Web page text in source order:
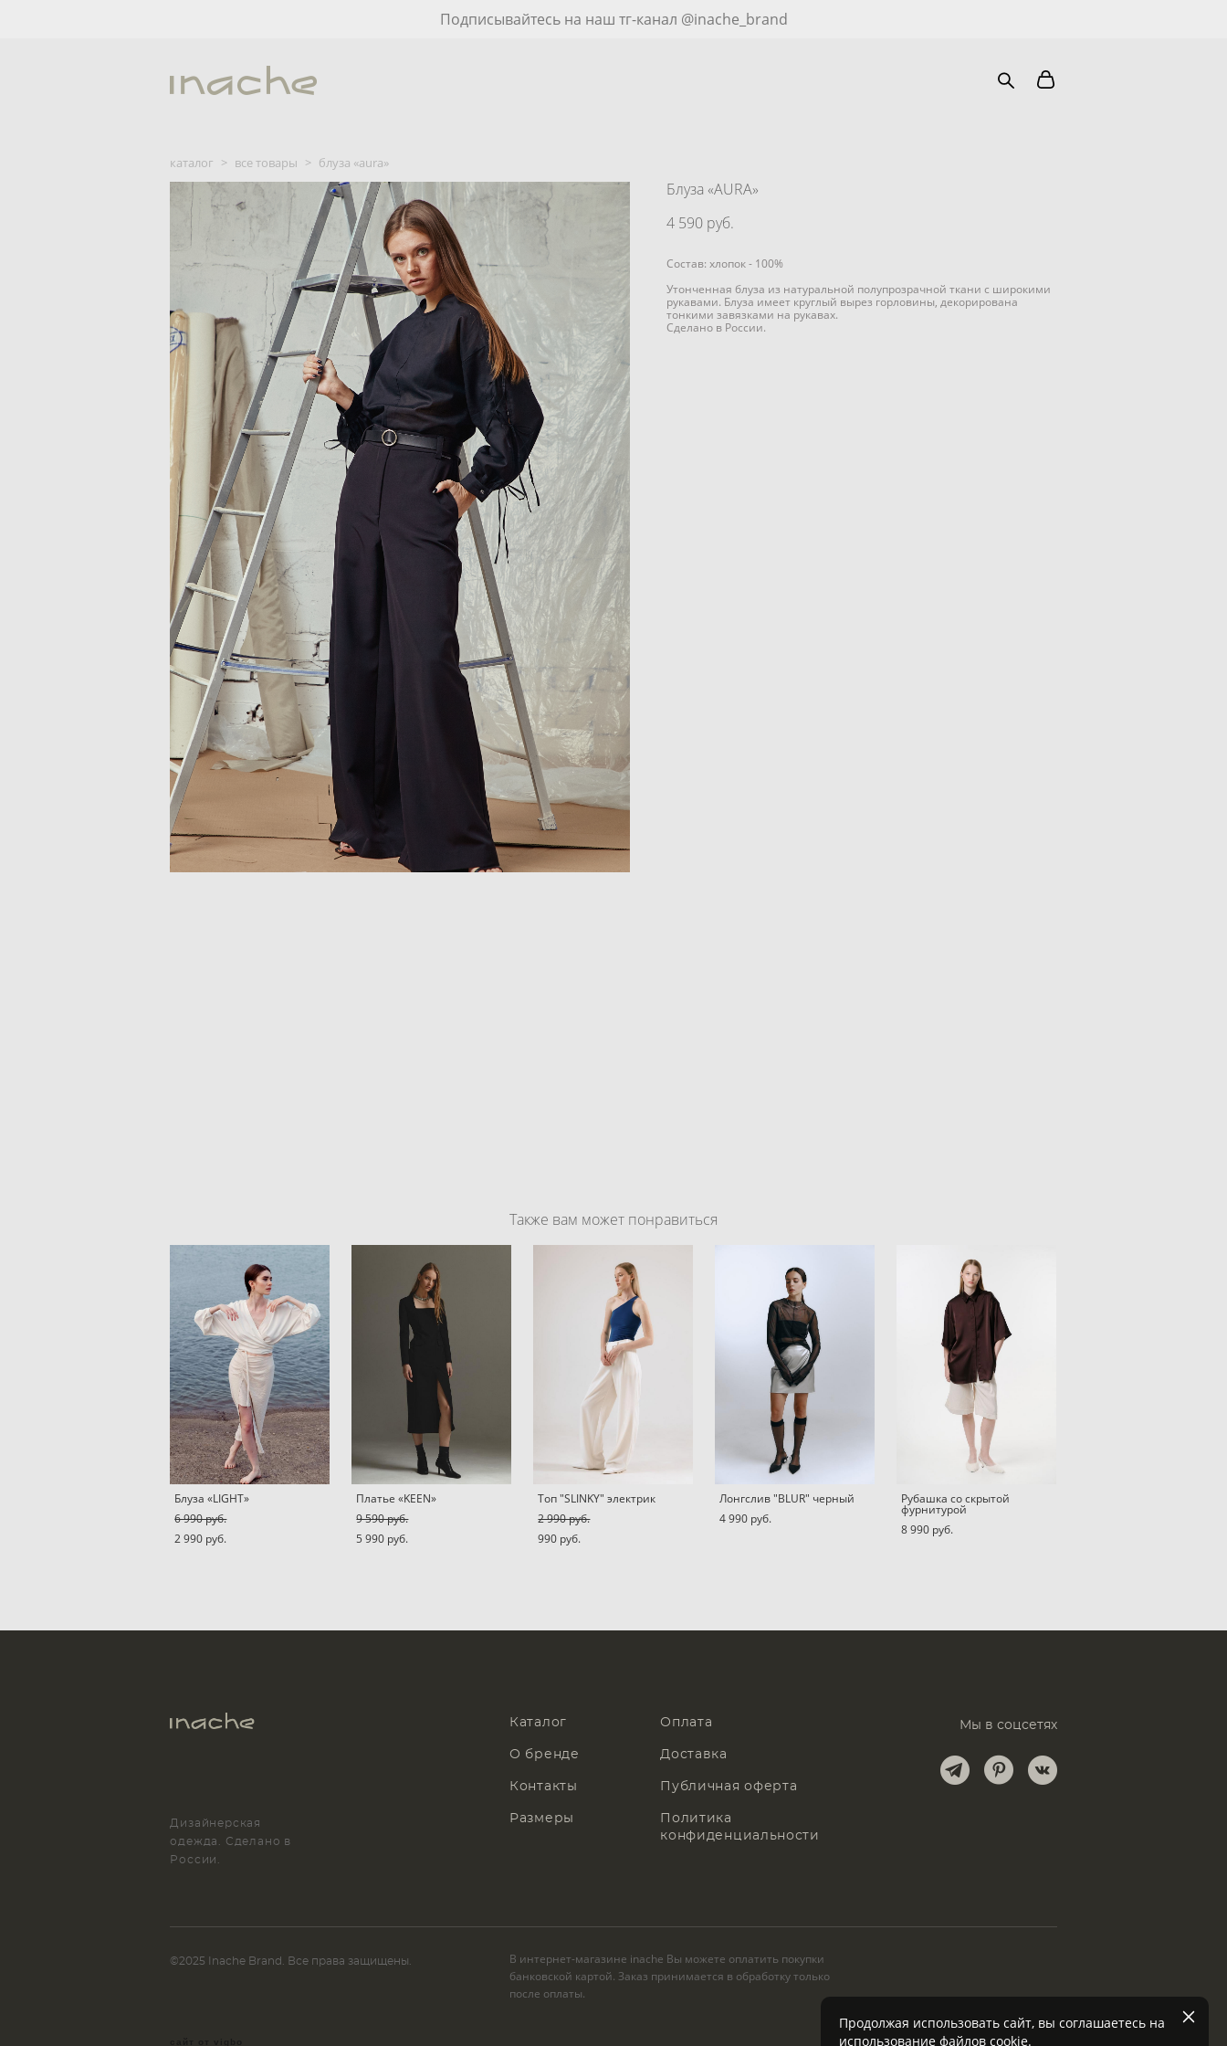
Подписывайтесь на наш тг-канал @inache_brand
каталог > все товары > блуза «aura»
Блуза «AURA»
4 590 pуб.
Состав: хлопок - 100%
Утонченная блуза из натуральной полупрозрачной ткани с широкими
рукавами. Блуза имеет круглый вырез горловины, декорирована
тонкими завязками на рукавах.
Сделано в России.
Также вам может понравиться
Блуза «LIGHT»
6 990 pуб.
2 990 pуб.
Платье «KEEN»
9 590 pуб.
5 990 pуб.
Топ "SLINKY" электрик
2 990 pуб.
990 pуб.
Лонгслив "BLUR" черный
4 990 pуб.
Рубашка со скрытой
фурнитурой
8 990 pуб.
Дизайнерская
одежда. Сделано в
России.
Каталог
О бренде
Контакты
Размеры
Оплата
Доставка
Публичная оферта
Политика
конфиденциальности
Мы в соцсетях
©2025 Inache Brand. Все права защищены.
В интернет-магазине inache Вы можете оплатить покупки
банковской картой. Заказ принимается в обработку только
после оплаты.
Продолжая использовать сайт, вы соглашаетесь на
использование файлов cookie.